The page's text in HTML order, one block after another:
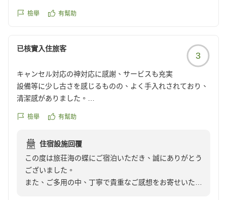
檢舉 有幫助
已核實入住旅客
3
キャンセル対応の神対応に感謝、サービスも充実
設備等に少し古さを感じるものの、よく手入れされており、
清潔感がありました。
湯上がりどころのアイスキャンディーや、ところてんのサー
送迎サービスは嬉しかったです。
夕食については、お刺身などは美味しかったのですが、お料
理の味付に関してはあと一歩洗練されていない印象、という
檢舉 有幫助
住宿設施回覆
この度は旅荘海の蝶にご宿泊いただき、誠にありがとう
ございました。
また、ご多用の中、丁寧で貴重なご感想をお寄せいただ